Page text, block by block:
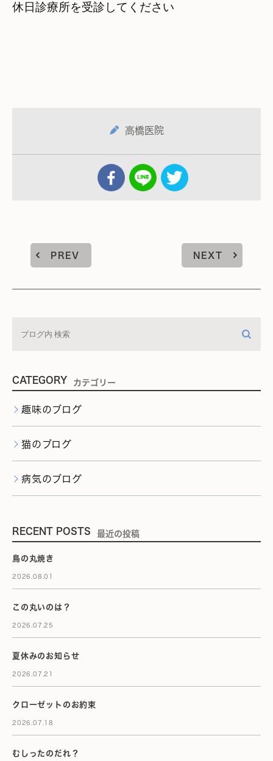
休日診療所を受診してください
高橋医院
PREV NEXT
CATEGORY カテゴリー
趣味のブログ
猫のブログ
病気のブログ
RECENT POSTS 最近の投稿
鳥の丸焼き
2026.08.01
この丸いのは？
2026.07.25
夏休みのお知らせ
2026.07.21
クローゼットのお約束
2026.07.18
むしったのだれ？